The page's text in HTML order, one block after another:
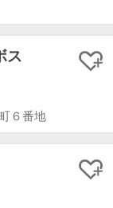
ス
６番地